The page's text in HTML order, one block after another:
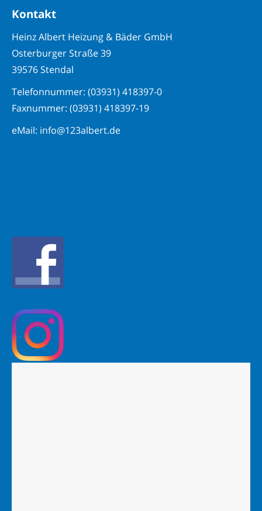
Kontakt
Heinz Albert Heizung & Bäder GmbH
Osterburger Straße 39
39576 Stendal
Telefonnummer: (03931) 418397-0
Faxnummer: (03931) 418397-19
eMail: info@123albert.de